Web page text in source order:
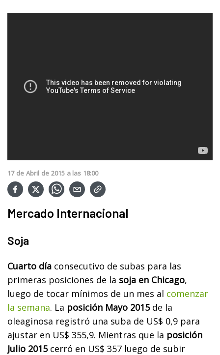
17 de Abril de 2015 a las 18:00
Mercado Internacional
Soja
Cuarto día consecutivo de subas para las
primeras posiciones de la soja en Chicago,
luego de tocar mínimos de un mes al comenzar
la semana. La posición Mayo 2015de la
oleaginosa registró una suba de US$ 0,9 para
ajustar en US$ 355,9. Mientras que la posición
Julio 2015cerró en US$ 357 luego de subir